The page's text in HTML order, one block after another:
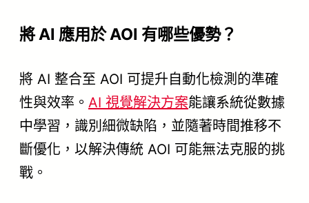
將 AI 應用於 AOI 有哪些優勢？
將 AI 整合至 AOI 可提升自動化檢測的準確
性與效率。 AI 視覺解決方案能讓系統從數據
中學習，識別細微缺陷，並隨著時間推移不
斷優化，以解決傳統 AOI 可能無法克服的挑
戰。